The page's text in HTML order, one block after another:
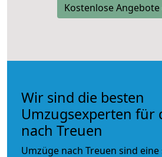
Kostenlose
Wir sind die besten
Umzugsexperten für
nach Treuen
Umzüge nach Treuen sind